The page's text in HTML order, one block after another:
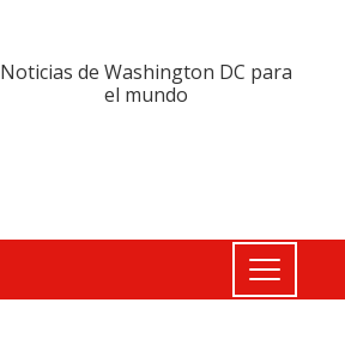
Noticias de Washington DC para
el mundo